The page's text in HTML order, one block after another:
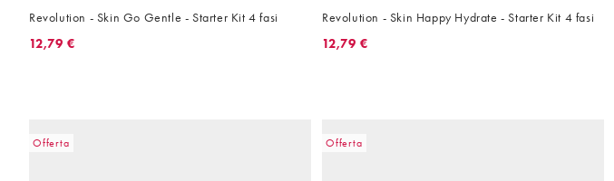
Revolution - Skin Go Gentle - Starter Kit 4 fasi
12,79 €
Revolution - Skin Happy Hydrate - Starter Kit 4 fasi
12,79 €
Offerta Offerta